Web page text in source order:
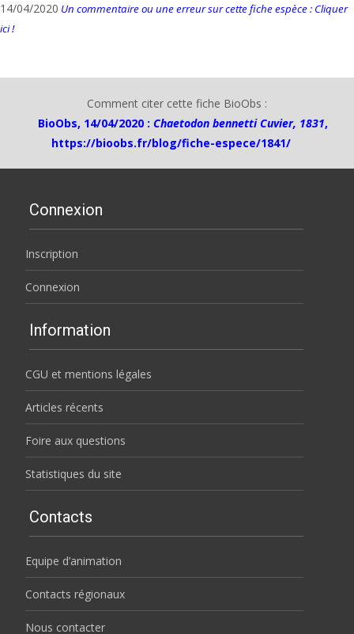
14/04/2020 Un commentaire ou une erreur sur cette fiche espèce : Cliquer
ici !
Comment citer cette fiche BioObs :
BioObs, 14/04/2020 : Chaetodon bennetti Cuvier, 1831,
https://bioobs.fr/blog/fiche-espece/1841/
Connexion
Inscription
Connexion
Information
CGU et mentions légales
Articles récents
Foire aux questions
Statistiques du site
Contacts
Equipe d’animation
Contacts régionaux
Nous contacter